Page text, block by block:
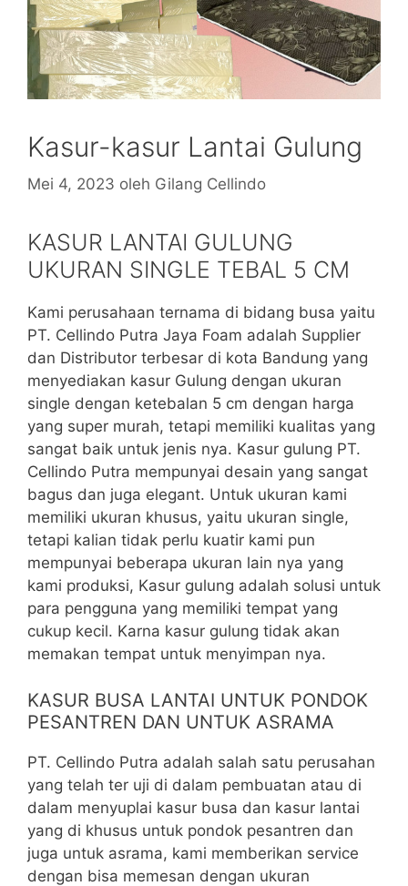
Kasur-kasur Lantai Gulung
Mei 4, 2023 oleh Gilang Cellindo
KASUR LANTAI GULUNG
UKURAN SINGLE TEBAL 5 CM
Kami perusahaan ternama di bidang busa yaitu
PT. Cellindo Putra Jaya Foam adalah Supplier
dan Distributor terbesar di kota Bandung yang
menyediakan kasur Gulung dengan ukuran
single dengan ketebalan 5 cm dengan harga
yang super murah, tetapi memiliki kualitas yang
sangat baik untuk jenis nya. Kasur gulung PT.
Cellindo Putra mempunyai desain yang sangat
bagus dan juga elegant. Untuk ukuran kami
memiliki ukuran khusus, yaitu ukuran single,
tetapi kalian tidak perlu kuatir kami pun
mempunyai beberapa ukuran lain nya yang
kami produksi, Kasur gulung adalah solusi untuk
para pengguna yang memiliki tempat yang
cukup kecil. Karna kasur gulung tidak akan
memakan tempat untuk menyimpan nya.
KASUR BUSA LANTAI UNTUK PONDOK
PESANTREN DAN UNTUK ASRAMA
PT. Cellindo Putra adalah salah satu perusahan
yang telah ter uji di dalam pembuatan atau di
dalam menyuplai kasur busa dan kasur lantai
yang di khusus untuk pondok pesantren dan
juga untuk asrama, kami memberikan service
dengan bisa memesan dengan ukuran